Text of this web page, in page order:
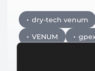
dry-tech venum
VENUM